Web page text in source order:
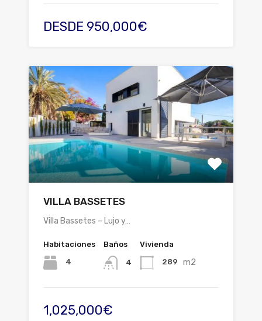
DESDE 950,000€
VILLA BASSETES
Villa Bassetes – Lujo y…
Habitaciones
4
Baños
4
Vivienda
289 m2
1,025,000€